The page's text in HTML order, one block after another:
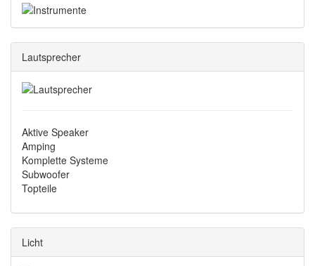
Lautsprecher
Aktive Speaker
Amping
Komplette Systeme
Subwoofer
Topteile
Licht